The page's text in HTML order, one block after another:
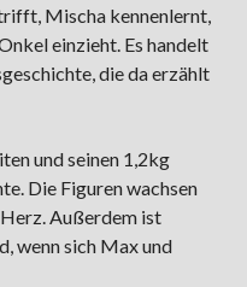
Mischa kennenlernt,
einzieht. Es handelt
die da erzählt
und seinen 1,2kg
Die Figuren wachsen
Außerdem ist
wenn sich Max und